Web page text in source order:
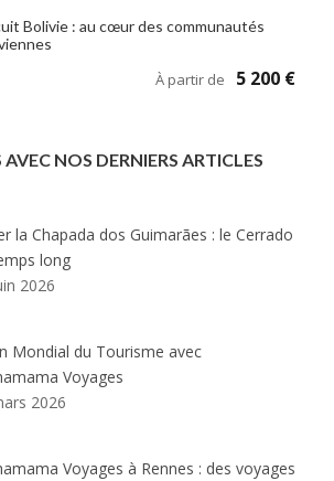
Bolivie : au cœur des communautés
À partir de 5 200 €
NOS DERNIERS ARTICLES
la Chapada dos Guimarães : le Cerrado
long
2026
Mondial du Tourisme avec
Voyages
2026
Voyages à Rennes : des voyages